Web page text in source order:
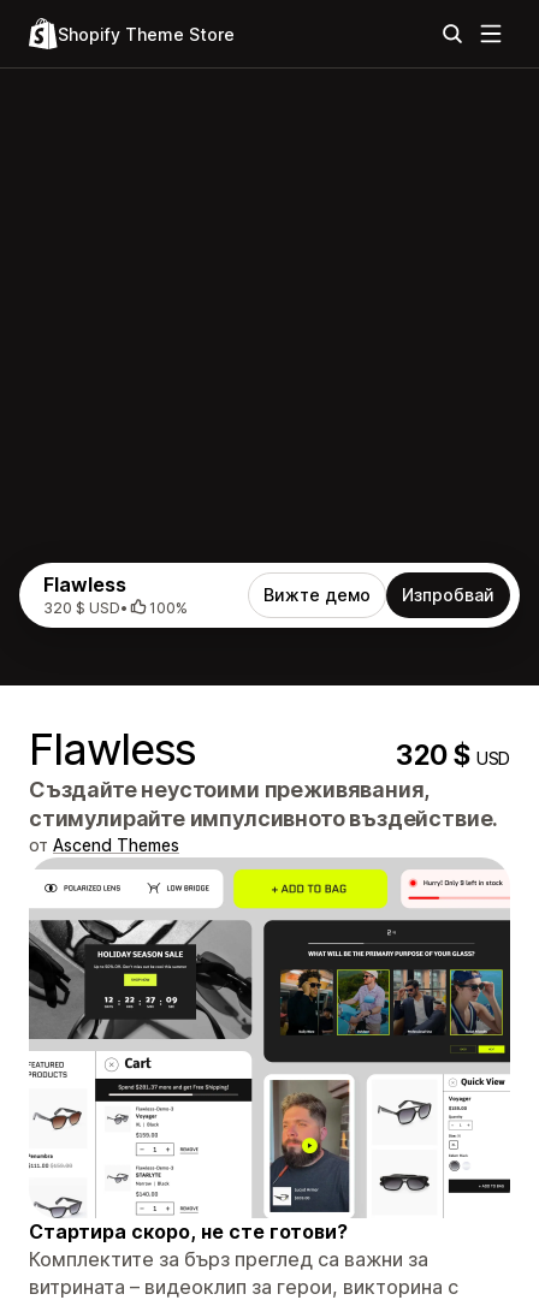
Shopify Theme Store
Flawless
320 $ USD• 100%
Вижте демо Изпробвай
Flawless 320 $USD
Създайте неустоими преживявания,
стимулирайте импулсивното въздействие.
от Ascend Themes
Стартира скоро, не сте готови?
Комплектите за бърз преглед са важни за
витрината – видеоклип за герои, викторина с